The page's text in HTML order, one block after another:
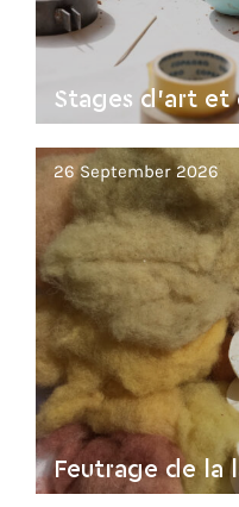
Stages d'art et
26 September 2026
Feutrage de la